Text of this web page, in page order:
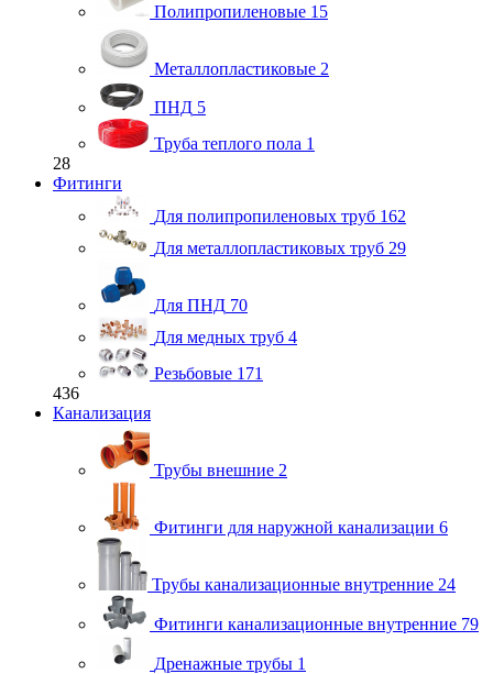
Полипропиленовые 15
Металлопластиковые 2
ПНД 5
Труба теплого пола 1
28
Фитинги
Для полипропиленовых труб 162
Для металлопластиковых труб 29
Для ПНД 70
Для медных труб 4
Резьбовые 171
436
Канализация
Трубы внешние 2
Фитинги для наружной канализации 6
Трубы канализационные внутренние 24
Фитинги канализационные внутренние 79
Дренажные трубы 1